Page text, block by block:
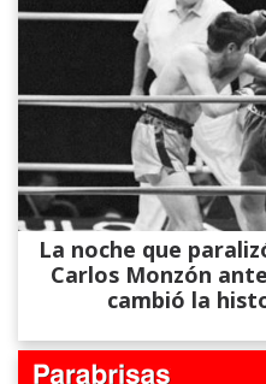
La noche que
Carlos Monzón
cambió la